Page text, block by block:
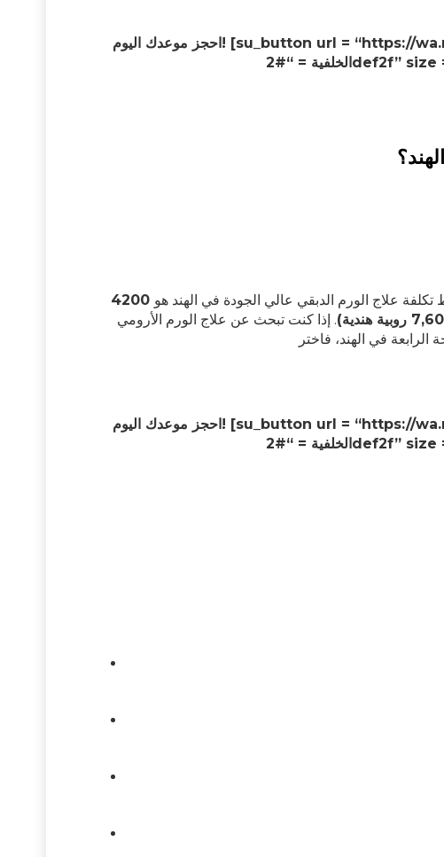
احجز موعدك اليوم! [su_button url = “https://wa.me/919599004311” target = “blank” style = “stroked”
علاج الورم الدبقي عالي الجودة في الهند هو 4200
. إذا كنت تبحث عن علاج الورم الأرومي
احجز موعدك اليوم! [su_button url = “https://wa.me/919599004311” target = “blank” style = “stroked”